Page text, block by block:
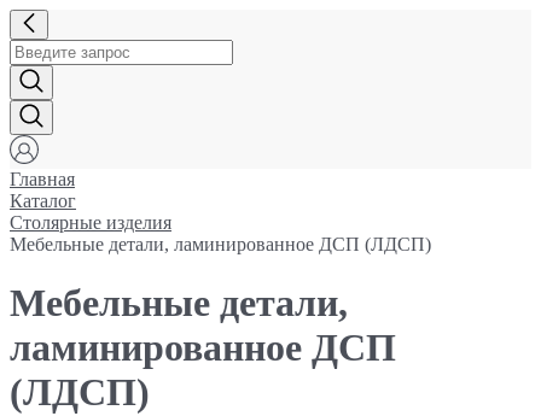
Главная
Каталог
Столярные изделия
Мебельные детали, ламинированное ДСП (ЛДСП)
Мебельные детали,
ламинированное ДСП
(ЛДСП)